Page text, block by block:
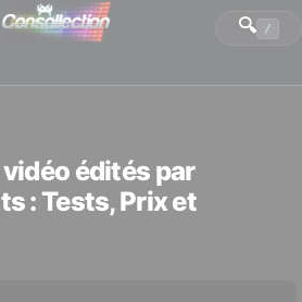
🔍 /
édités par
: Tests, Prix et
des cookies